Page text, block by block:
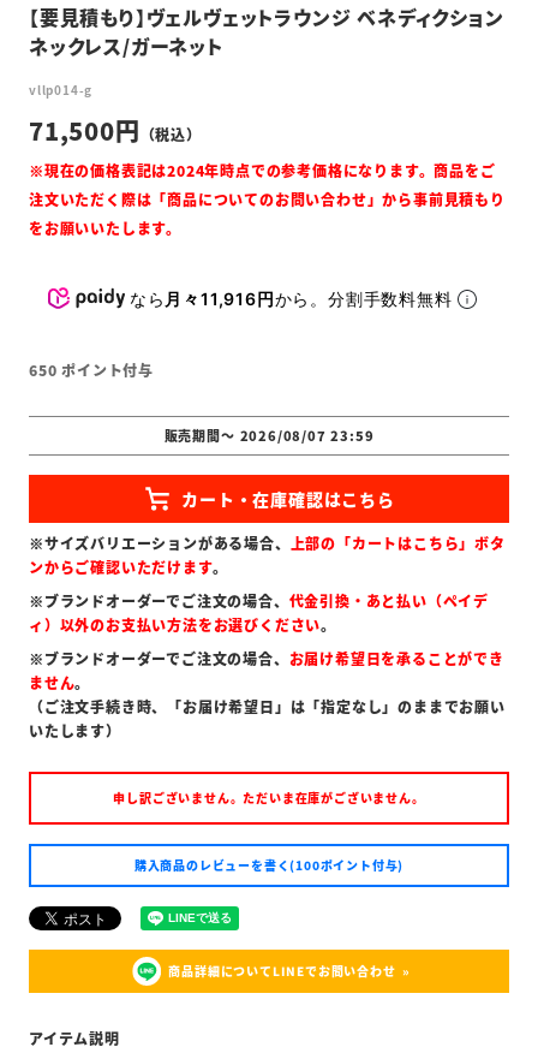
【要見積もり】ヴェルヴェットラウンジ ベネディクション
ネックレス/ガーネット
vllp014-g
71,500
なら 月々11,916円から。分割手数料無料
650 ポイント付与
販売期間〜 2026/08/07 23:59
※サイズバリエーションがある場合、 上部の「カートはこちら」ボタ
ンからご確認いただけます。
※ブランドオーダーでご注文の場合、 代金引換・あと払い（ペイデ
ィ）以外のお支払い方法をお選びください。
※ブランドオーダーでご注文の場合、 お届け希望日を承ることができ
ません。
（ご注文手続き時、「お届け希望日」は「指定なし」のままでお願い
いたします）
申し訳ございません。ただいま在庫がございません。
購入商品のレビューを書く(100ポイント付与)
商品詳細についてLINEでお問い合わせ